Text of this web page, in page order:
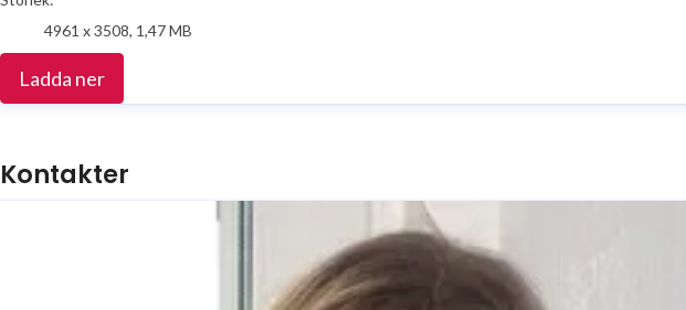
4961 x 3508, 1,47 MB
Ladda ner
Kontakter